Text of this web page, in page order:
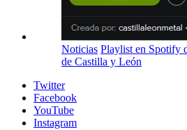
Noticias Playlist en Spotify
de Castilla y León
Twitter
Facebook
YouTube
Instagram